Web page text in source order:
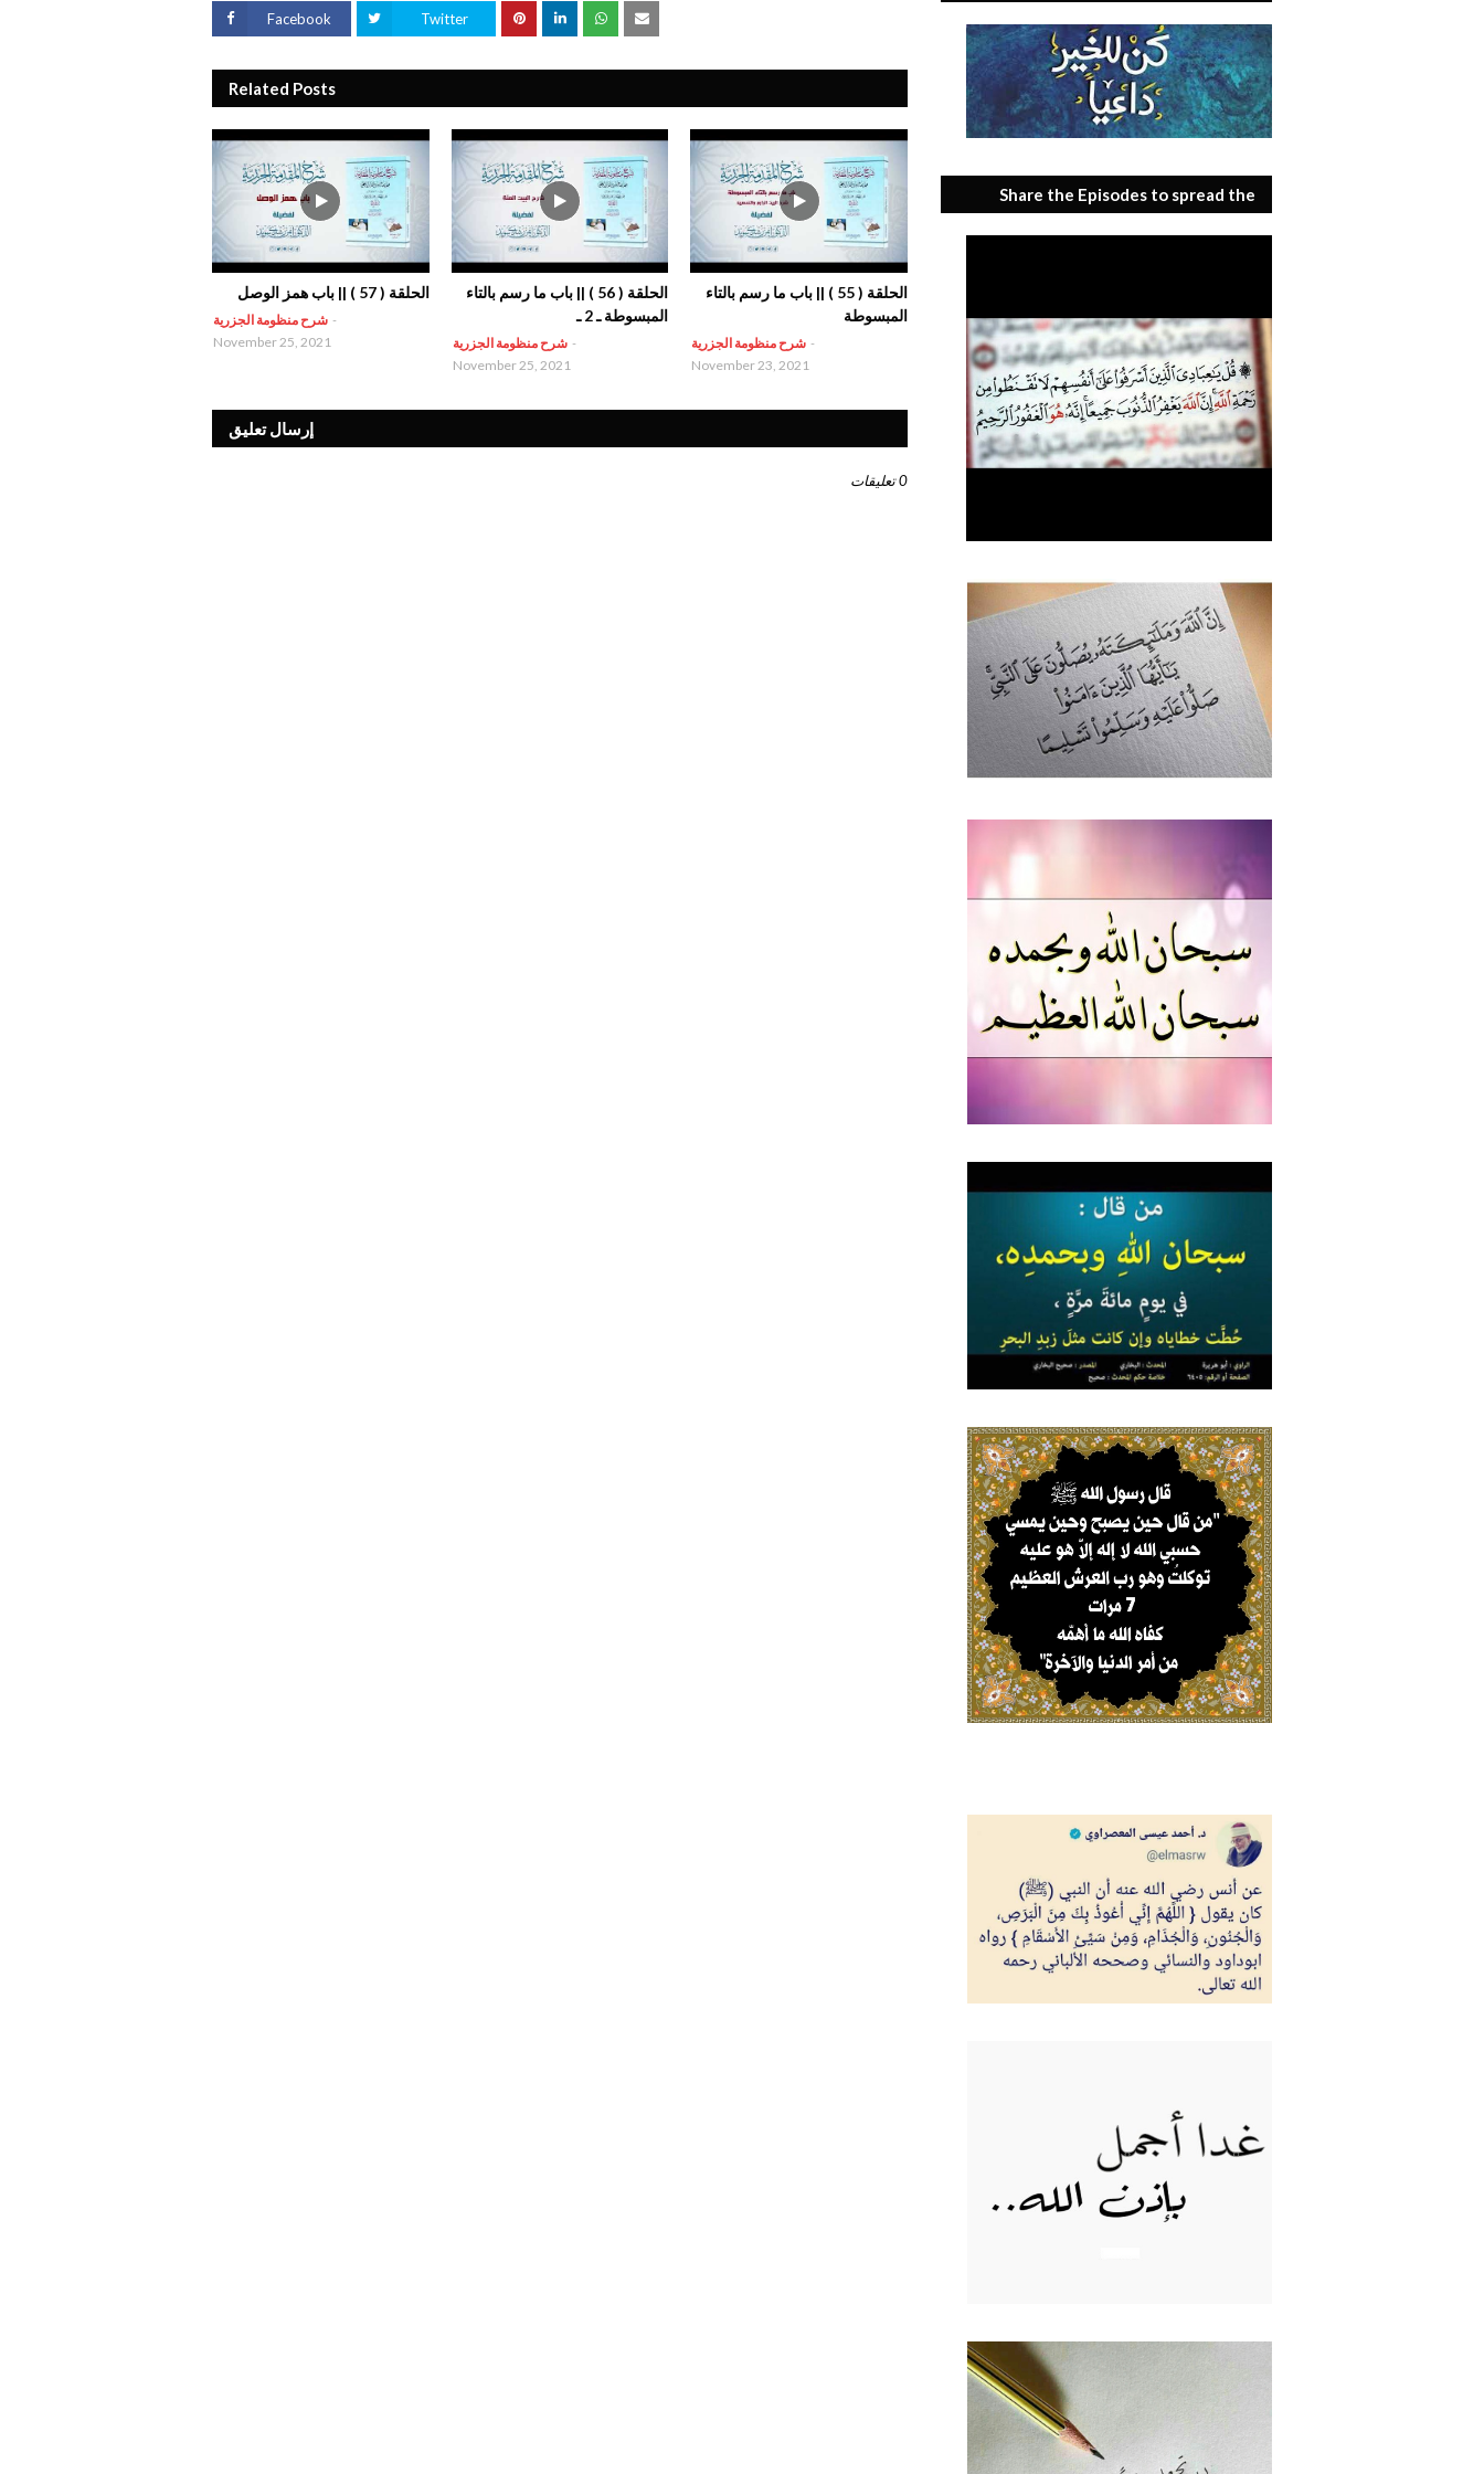
Facebook Twitter
Related Posts
الحلقة ( 57 ) || باب همز الوصل
شرح منظومة الجزرية -
November 25, 2021
الحلقة ( 56 ) || باب ما رسم بالتاء
المبسوطة ـ 2 ـ
شرح منظومة الجزرية -
November 25, 2021
الحلقة ( 55 ) || باب ما رسم بالتاء
المبسوطة
شرح منظومة الجزرية -
November 23, 2021
إرسال تعليق
0 تعليقات
Share the Episodes to spread the
benefit